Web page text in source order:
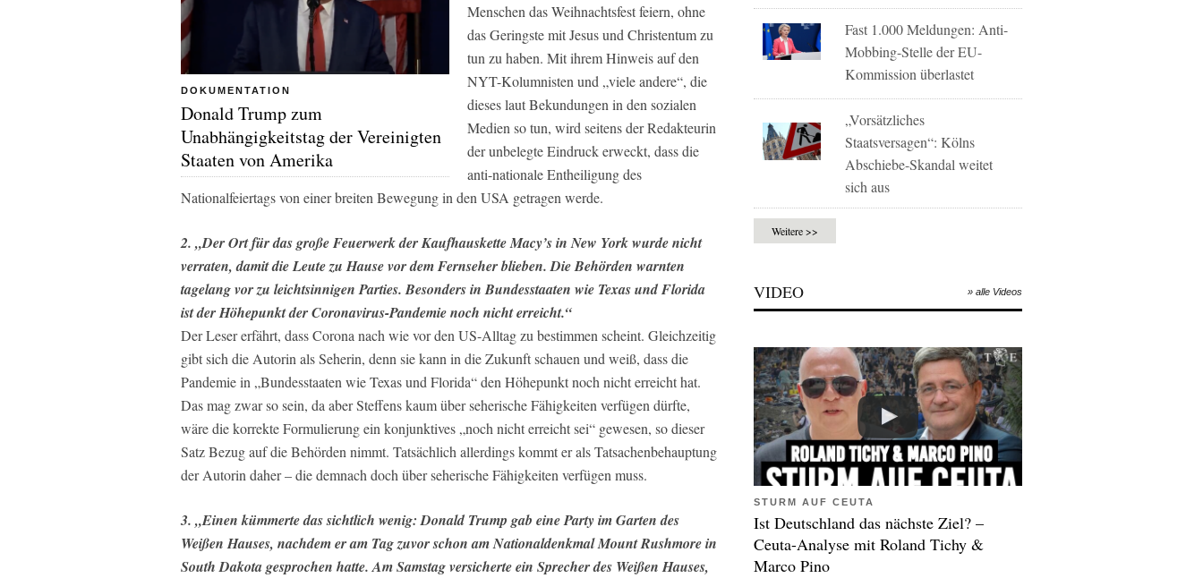
DOKUMENTATION
Donald Trump zum
Unabhängigkeitstag der Vereinigten
Staaten von Amerika
Menschen das Weihnachtsfest feiern, ohne
das Geringste mit Jesus und Christentum zu
tun zu haben. Mit ihrem Hinweis auf den
NYT-Kolumnisten und „viele andere“, die
dieses laut Bekundungen in den sozialen
Medien so tun, wird seitens der Redakteurin
der unbelegte Eindruck erweckt, dass die
anti-nationale Entheiligung des
Nationalfeiertags von einer breiten Bewegung in den USA getragen werde.
2. „Der Ort für das große Feuerwerk der Kaufhauskette Macy’s in New York wurde nicht
verraten, damit die Leute zu Hause vor dem Fernseher blieben. Die Behörden warnten
tagelang vor zu leichtsinnigen Parties. Besonders in Bundesstaaten wie Texas und Florida
ist der Höhepunkt der Coronavirus-Pandemie noch nicht erreicht.“
Der Leser erfährt, dass Corona nach wie vor den US-Alltag zu bestimmen scheint. Gleichzeitig
gibt sich die Autorin als Seherin, denn sie kann in die Zukunft schauen und weiß, dass die
Pandemie in „Bundesstaaten wie Texas und Florida“ den Höhepunkt noch nicht erreicht hat.
Das mag zwar so sein, da aber Steffens kaum über seherische Fähigkeiten verfügen dürfte,
wäre die korrekte Formulierung ein konjunktives „noch nicht erreicht sei“ gewesen, so dieser
Satz Bezug auf die Behörden nimmt. Tatsächlich allerdings kommt er als Tatsachenbehauptung
der Autorin daher – die demnach doch über seherische Fähigkeiten verfügen muss.
3. „Einen kümmerte das sichtlich wenig: Donald Trump gab eine Party im Garten des
Weißen Hauses, nachdem er am Tag zuvor schon am Nationaldenkmal Mount Rushmore in
South Dakota gesprochen hatte. Am Samstag versicherte ein Sprecher des Weißen Hauses,
Fast 1.000 Meldungen: Anti-
Mobbing-Stelle der EU-
Kommission überlastet
„Vorsätzliches
Staatsversagen“: Kölns
Abschiebe-Skandal weitet
sich aus
Weitere >>
VIDEO » alle Videos
STURM AUF CEUTA
Ist Deutschland das nächste Ziel? –
Ceuta-Analyse mit Roland Tichy &
Marco Pino